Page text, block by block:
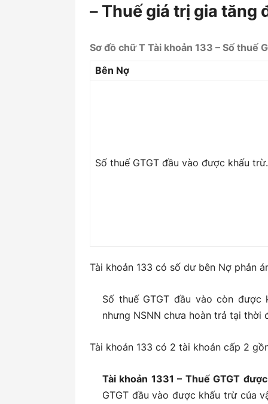
– Thuế giá trị gia tăng
Sơ đồ chữ T Tài khoản 133 – Số thuế
Bên Nợ
Số thuế GTGT đầu vào được khấu trừ.
Tài khoản 133 có số dư bên Nợ phản
Số thuế GTGT đầu vào còn
nhưng NSNN chưa hoàn trả tại thời
Tài khoản 133 có 2 tài khoản cấp 2
Tài khoản 1331 – Thuế GTGT
GTGT đầu vào được khấu trừ của